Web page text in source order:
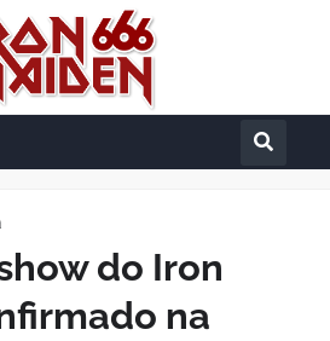
do Iron
na